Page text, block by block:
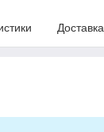
Доставка